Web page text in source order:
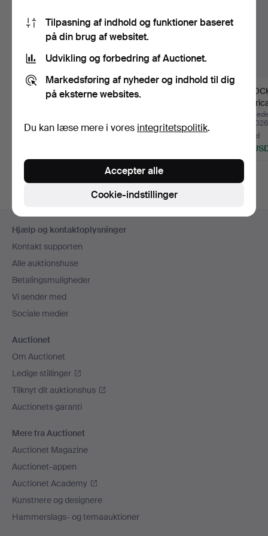
DAMPSTIKKE, John
Ericsson, Alga.
jun 2026
ROULETTEHJUL, Sk
jun 2026
& Co, …
jun 2026
16 bud
127
Sidefodsnavigation
Hjælp og kontaktoplysninger
Kontakt supporten
Alle auktionshuse
Betalingsmuligheder
Vi sender med
Sociale medier
Auctionet
Om Auctionet
Ledige stillinger
Tilknyt dit auktionshus
Auctionets garanti
Mere fra Auctionet
Auctionet Magazine
Auctionet-appen
Auctionet Academy
Kunstnere og designere
Hammerslags- og temaauktioner
Tilpasning af indhold og funktioner baseret
på din brug af websitet.
Udvikling og forbedring af Auctionet.
Markedsføring af nyheder og indhold til dig
på eksterne websites.
Du kan læse mere i vores integritetspolitik.
Cookie-indstillinger
Accepter alle